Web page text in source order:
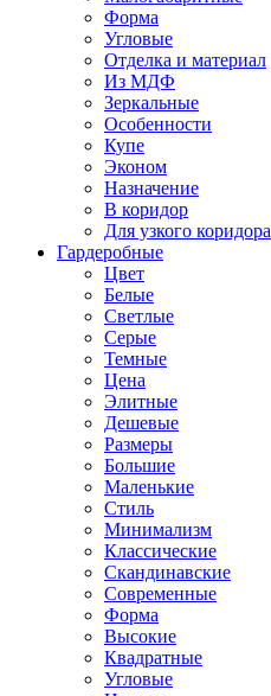
Форма
Угловые
Отделка и материал
Из МДФ
Зеркальные
Особенности
Купе
Эконом
Назначение
В коридор
Для узкого коридора
Гардеробные
Цвет
Белые
Светлые
Серые
Темные
Цена
Элитные
Дешевые
Размеры
Большие
Маленькие
Стиль
Минимализм
Классические
Скандинавские
Современные
Форма
Высокие
Квадратные
Угловые